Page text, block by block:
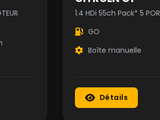
1.4 HDi 55ch Pack* 5
GO
Boîte manuelle
Détails